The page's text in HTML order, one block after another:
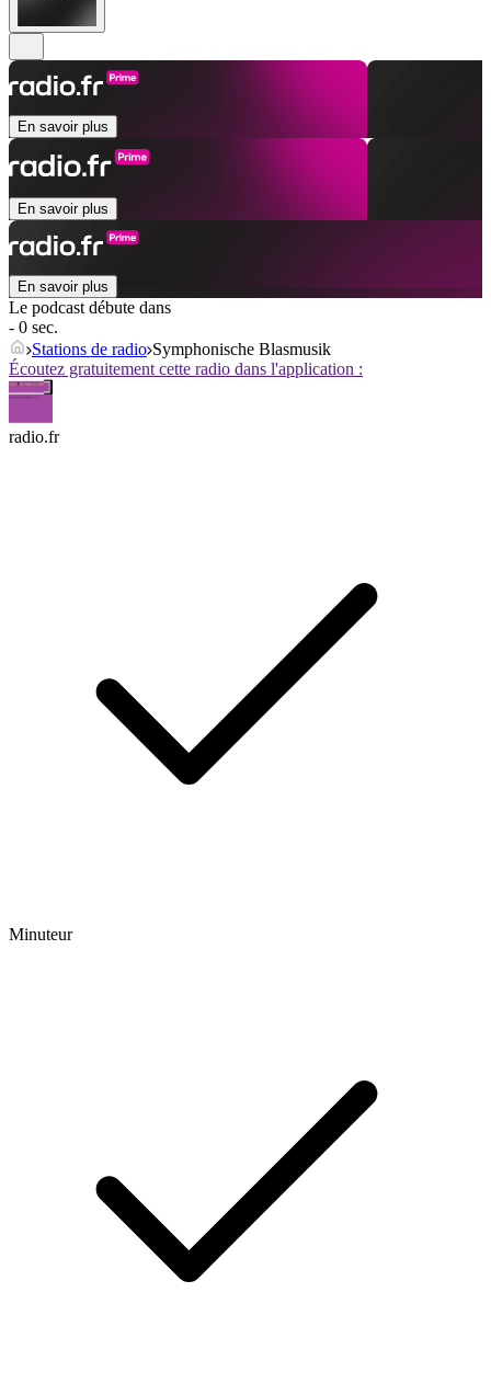
En savoir plus
En savoir plus
En savoir plus
Le podcast débute dans
- 0 sec.
Stations de radio Symphonische Blasmusik
Écoutez gratuitement cette radio dans l'application :
radio.fr
Minuteur